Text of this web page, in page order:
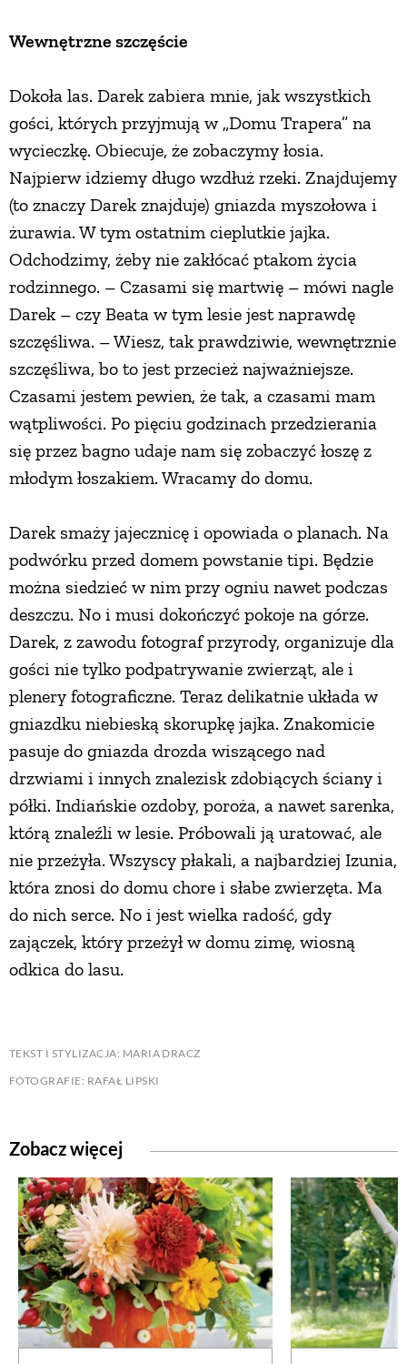
Wewnętrzne szczęście
Dokoła las. Darek zabiera mnie, jak wszystkich
gości, których przyjmują w „Domu Trapera” na
wycieczkę. Obiecuje, że zobaczymy łosia.
Najpierw idziemy długo wzdłuż rzeki. Znajdujemy
(to znaczy Darek znajduje) gniazda myszołowa i
żurawia. W tym ostatnim cieplutkie jajka.
Odchodzimy, żeby nie zakłócać ptakom życia
rodzinnego. – Czasami się martwię – mówi nagle
Darek – czy Beata w tym lesie jest naprawdę
szczęśliwa. – Wiesz, tak prawdziwie, wewnętrznie
szczęśliwa, bo to jest przecież najważniejsze.
Czasami jestem pewien, że tak, a czasami mam
wątpliwości. Po pięciu godzinach przedzierania
się przez bagno udaje nam się zobaczyć łoszę z
młodym łoszakiem. Wracamy do domu.
Darek smaży jajecznicę i opowiada o planach. Na
podwórku przed domem powstanie tipi. Będzie
można siedzieć w nim przy ogniu nawet podczas
deszczu. No i musi dokończyć pokoje na górze.
Darek, z zawodu fotograf przyrody, organizuje dla
gości nie tylko podpatrywanie zwierząt, ale i
plenery fotograficzne. Teraz delikatnie układa w
gniazdku niebieską skorupkę jajka. Znakomicie
pasuje do gniazda drozda wiszącego nad
drzwiami i innych znalezisk zdobiących ściany i
półki. Indiańskie ozdoby, poroża, a nawet sarenka,
którą znaleźli w lesie. Próbowali ją uratować, ale
nie przeżyła. Wszyscy płakali, a najbardziej Izunia,
która znosi do domu chore i słabe zwierzęta. Ma
do nich serce. No i jest wielka radość, gdy
zajączek, który przeżył w domu zimę, wiosną
odkica do lasu.
TEKST I STYLIZACJA: MARIA DRACZ
FOTOGRAFIE: RAFAŁ LIPSKI
Zobacz więcej